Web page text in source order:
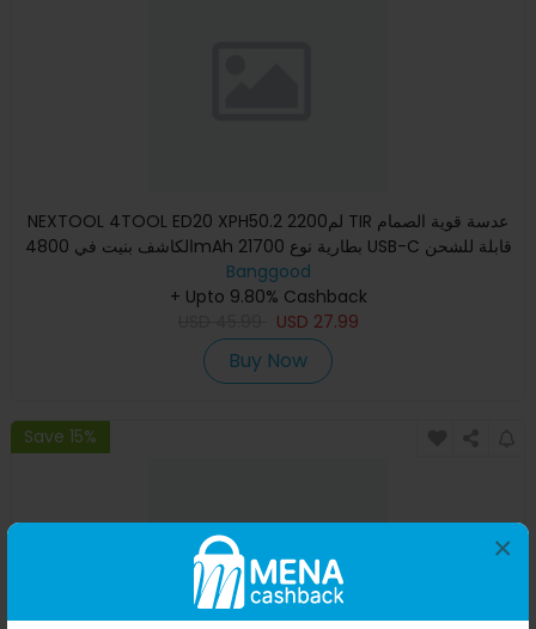
×
NEXTOOL 4TOOL ED20 XPH50.2 2200لم TIR عدسة قوية الصمام
الكاشف بنيت في 4800mAh 21700 بطارية نوع USB-C قابلة للشحن
فائقة ا
Banggood
+ Upto 9.80% Cashback
USD 27.99
Buy Now
Save 15%